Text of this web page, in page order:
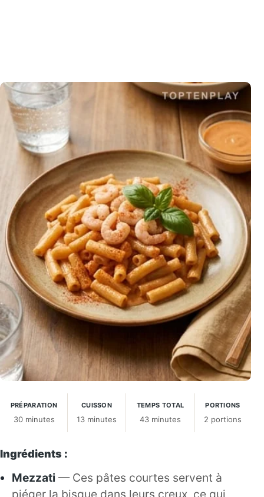
PRÉPARATION
30 minutes
CUISSON
13 minutes
TEMPS TOTAL
43 minutes
PORTIONS
2 portions
Ingrédients :
Mezzati — Ces pâtes courtes servent à
piéger la bisque dans leurs creux, ce qui